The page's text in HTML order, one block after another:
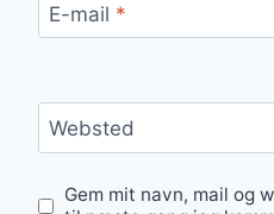
E-mail *
Websted
Gem mit navn, mail og